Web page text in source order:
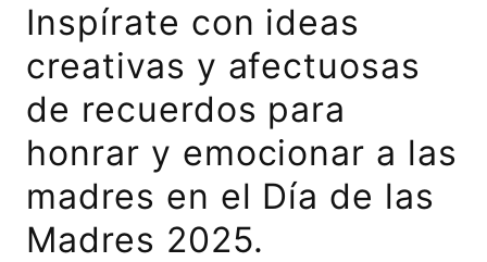
Inspírate con ideas
creativas y afectuosas
de recuerdos para
honrar y emocionar a las
madres en el Día de las
Madres 2025.